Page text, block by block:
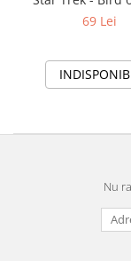
69 Lei
Nu